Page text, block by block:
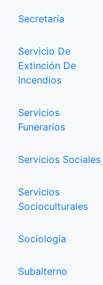
Secretaria
Servicio De
Extinción De
Incendios
Servicios
Funerarios
Servicios Sociales
Servicios
Socioculturales
Sociología
Subalterno